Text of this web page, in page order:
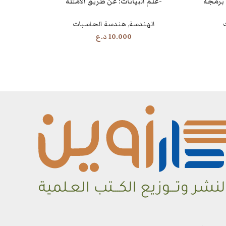
الهندسة, هندسة الحاسبات
10.000د.ع